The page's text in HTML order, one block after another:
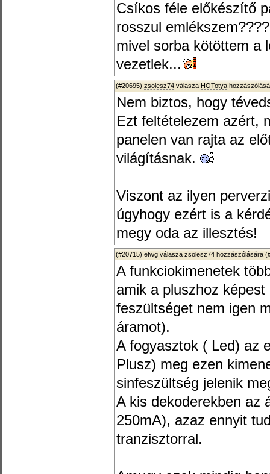
Csíkos féle előkészítő
rosszul
mivel sorba kötöttem a
vezetlek...
(#20695) zsolesz74 válasza HOTotya
Nem biztos, hogy
Ezt feltételezem azért,
panelen van rajta az
világításnak.
Viszont az ilyen
úgyhogy ezért is a
megy oda az illesztés!
(#20715) etwg válasza zsolesz74 hozzászólására (
A funkciokimenetek
amik a pluszhoz
feszültséget nem igen
áramot).
A fogyasztok ( Led) az
Plusz) meg ezen
sinfeszültség jelenik
A kis dekoderekben az
250mA), azaz ennyit
tranzisztorral.